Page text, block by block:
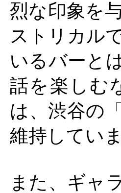
烈な印象を
ストリカル
いるバーと
話を楽しむ
は、渋谷の
維持していま
また、ギャ